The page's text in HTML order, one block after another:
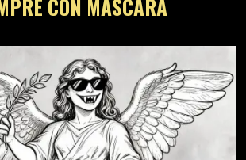
CON MÁSCARA